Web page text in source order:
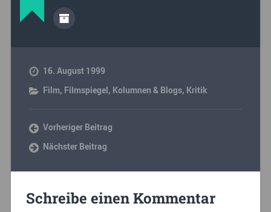
16. August 1999
Film, Filmspiegel, Kolumnen & Blogs, Kritik
Vorheriger Beitrag
Nächster Beitrag
Schreibe einen Kommentar